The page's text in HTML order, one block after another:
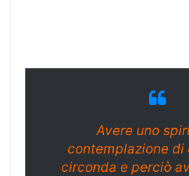
Avere uno
contemplazione di
circonda e perciò